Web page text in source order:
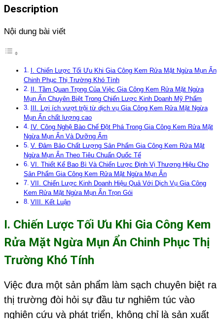
Description
Nội dung bài viết
I. Chiến Lược Tối Ưu Khi Gia Công Kem Rửa Mặt Ngừa Mụn Ẩn
Chinh Phục Thị Trường Khó Tính
II. Tầm Quan Trọng Của Việc Gia Công Kem Rửa Mặt Ngừa
Mụn Ẩn Chuyên Biệt Trong Chiến Lược Kinh Doanh Mỹ Phẩm
III. Lợi ích vượt trội từ dịch vụ Gia Công Kem Rửa Mặt Ngừa
Mụn Ẩn chất lượng cao
IV. Công Nghệ Bào Chế Đột Phá Trong Gia Công Kem Rửa Mặt
Ngừa Mụn Ẩn Và Dưỡng Ẩm
V. Đảm Bảo Chất Lượng Sản Phẩm Gia Công Kem Rửa Mặt
Ngừa Mụn Ẩn Theo Tiêu Chuẩn Quốc Tế
VI. Thiết Kế Bao Bì Và Chiến Lược Định Vị Thương Hiệu Cho
Sản Phẩm Gia Công Kem Rửa Mặt Ngừa Mụn Ẩn
VII. Chiến Lược Kinh Doanh Hiệu Quả Với Dịch Vụ Gia Công
Kem Rửa Mặt Ngừa Mụn Ẩn Trọn Gói
VIII. Kết Luận
I. Chiến Lược Tối Ưu Khi Gia Công Kem
Rửa Mặt Ngừa Mụn Ẩn Chinh Phục Thị
Trường Khó Tính
Việc đưa một sản phẩm làm sạch chuyên biệt ra
thị trường đòi hỏi sự đầu tư nghiêm túc vào
nghiên cứu và phát triển, không chỉ là sản xuất